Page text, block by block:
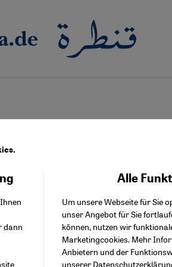
Israel stark
entscheidet über die Zukunft des
Grundsätzen zurückfindet,
dann
Alle
Um unsere Webseite für Sie
unser Angebot für Sie
können, nutzen wir
Marketingcookies. Mehr
Anbietern und der
unserer
Facebook Embed /
Twitter Embed
Instagram Embed
Youtube Embed
Google Maps Embed